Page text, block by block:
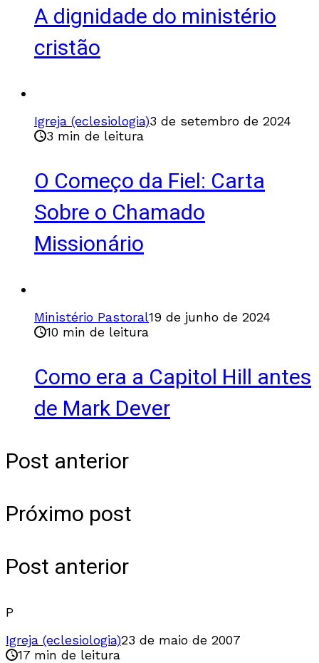
A dignidade do ministério
cristão
Igreja (eclesiologia)3 de setembro de 2024
3 min de leitura
O Começo da Fiel: Carta
Sobre o Chamado
Missionário
Ministério Pastoral19 de junho de 2024
10 min de leitura
Como era a Capitol Hill antes
de Mark Dever
Post anterior
Próximo post
Post anterior
P
Igreja (eclesiologia)23 de maio de 2007
17 min de leitura